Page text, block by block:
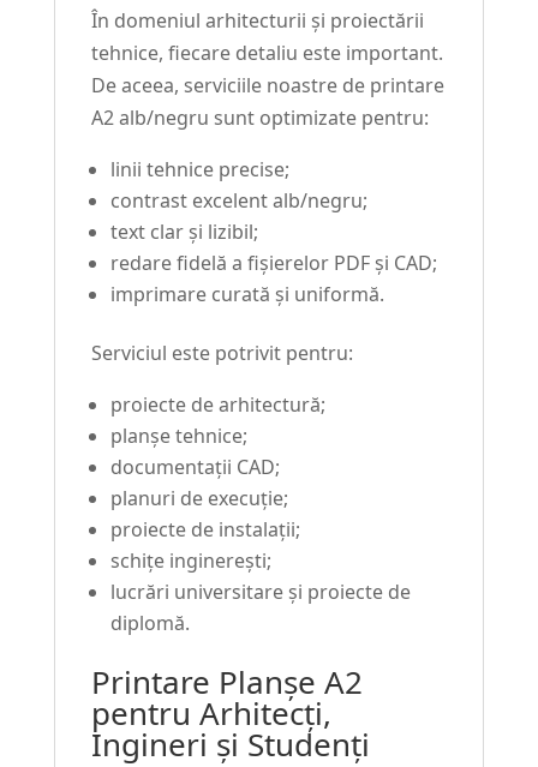
În domeniul arhitecturii și proiectării
tehnice, fiecare detaliu este important.
De aceea, serviciile noastre de printare
A2 alb/negru sunt optimizate pentru:
linii tehnice precise;
contrast excelent alb/negru;
text clar și lizibil;
redare fidelă a fișierelor PDF și CAD;
imprimare curată și uniformă.
Serviciul este potrivit pentru:
proiecte de arhitectură;
planșe tehnice;
documentații CAD;
planuri de execuție;
proiecte de instalații;
schițe inginerești;
lucrări universitare și proiecte de
diplomă.
Printare Planșe A2
pentru Arhitecți,
Ingineri și Studenți